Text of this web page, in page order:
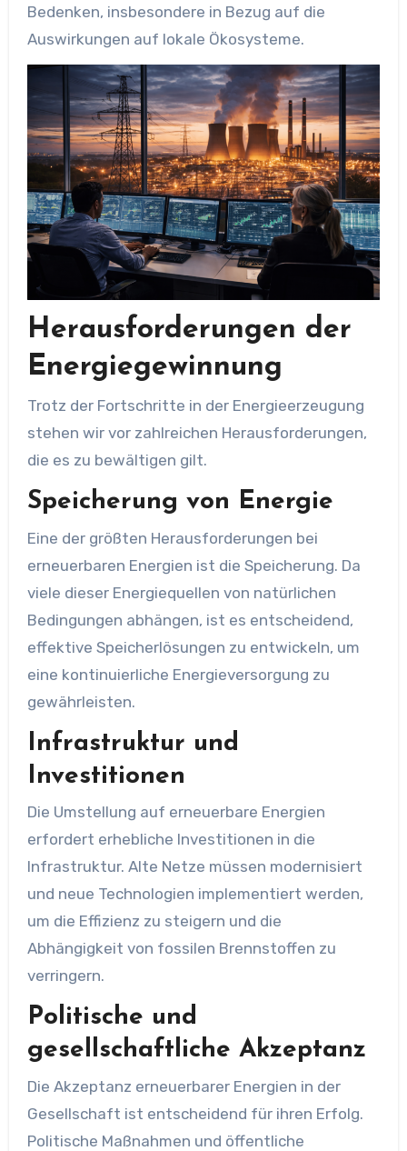
Bedenken, insbesondere in Bezug auf die
Auswirkungen auf lokale Ökosysteme.
Herausforderungen der
Energiegewinnung
Trotz der Fortschritte in der Energieerzeugung
stehen wir vor zahlreichen Herausforderungen,
die es zu bewältigen gilt.
Speicherung von Energie
Eine der größten Herausforderungen bei
erneuerbaren Energien ist die Speicherung. Da
viele dieser Energiequellen von natürlichen
Bedingungen abhängen, ist es entscheidend,
effektive Speicherlösungen zu entwickeln, um
eine kontinuierliche Energieversorgung zu
gewährleisten.
Infrastruktur und
Investitionen
Die Umstellung auf erneuerbare Energien
erfordert erhebliche Investitionen in die
Infrastruktur. Alte Netze müssen modernisiert
und neue Technologien implementiert werden,
um die Effizienz zu steigern und die
Abhängigkeit von fossilen Brennstoffen zu
verringern.
Politische und
gesellschaftliche Akzeptanz
Die Akzeptanz erneuerbarer Energien in der
Gesellschaft ist entscheidend für ihren Erfolg.
Politische Maßnahmen und öffentliche